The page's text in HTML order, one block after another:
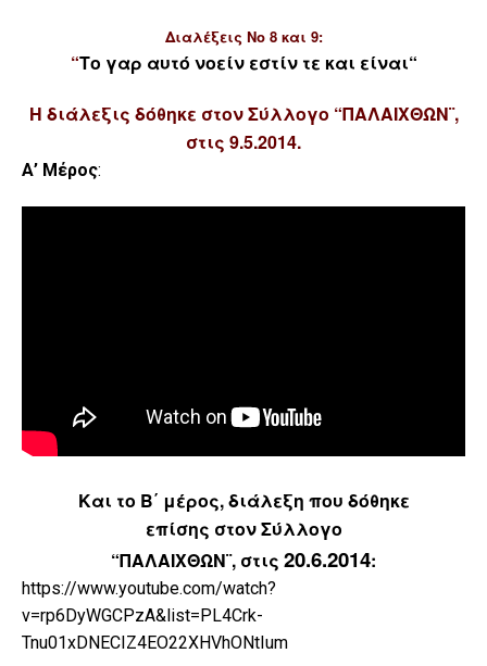
Διαλέξεις Νο 8 και 9:
“Το γαρ αυτό νοείν εστίν τε και είναι“
Η διάλεξις δόθηκε στον Σύλλογο “ΠΑΛΑΙΧΘΩΝ¨,
στις 9.5.2014.
Α’ Μέρος:
Και το Β΄ μέρος, διάλεξη που δόθηκε
επίσης στον Σύλλογο
“ΠΑΛΑΙΧΘΩΝ¨, στις 20.6.2014:
https://www.youtube.com/watch?
v=rp6DyWGCPzA&list=PL4Crk-
Tnu01xDNECIZ4EO22XHVhONtIum